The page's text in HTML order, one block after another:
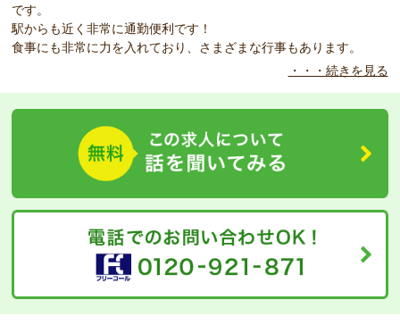
です。
駅からも近く非常に通勤便利です！
食事にも非常に力を入れており、さまざまな行事もあります。
・・・続きを見る